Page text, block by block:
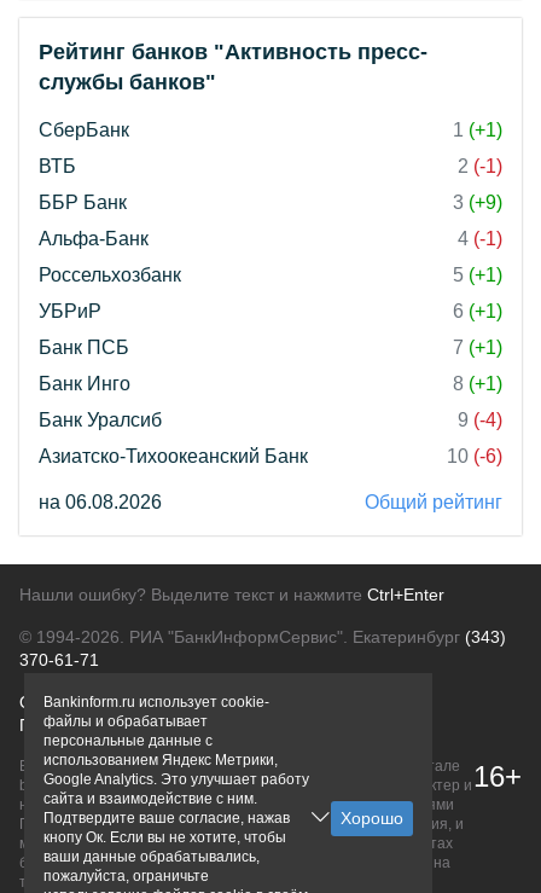
Рейтинг банков "Активность пресс-
службы банков"
СберБанк 1 (+1)
ВТБ
2 (-1)
ББР Банк
3 (+9)
Альфа-Банк
4 (-1)
Россельхозбанк
5 (+1)
УБРиР
6 (+1)
Банк ПСБ
7 (+1)
Банк Инго
8 (+1)
Банк Уралсиб
9 (-4)
Азиатско-Тихоокеанский Банк
10 (-6)
на 06.08.2026 Общий рейтинг
Нашли ошибку? Выделите текст и нажмите Ctrl+Enter
© 1994-2026. РИА "БанкИнформСервис". Екатеринбург (343)
370-61-71
О проектеПолитика конфиденциальности
Правовая информацияДля рекламодателей
Вся информация о продуктах банков, размещенная на портале
bankinform.ru, носит исключительно ознакомительный характер и
не является публичной офертой, определяемой положениями
ГК РФ. Информация не содержит точного и полного описания, и
может быть изменена. Конечные условия уточняйте на сайтах
банков или при личном обращении. Исключительное право на
товарные знаки принадлежит их правообладателям.
16+
Bankinform.ru использует cookie-
файлы и обрабатывает
персональные данные с
использованием Яндекс Метрики,
Google Analytics. Это улучшает работу
сайта и взаимодействие с ним.
Подтвердите ваше согласие, нажав
кнопу Ок. Если вы не хотите, чтобы
ваши данные обрабатывались,
пожалуйста, ограничьте